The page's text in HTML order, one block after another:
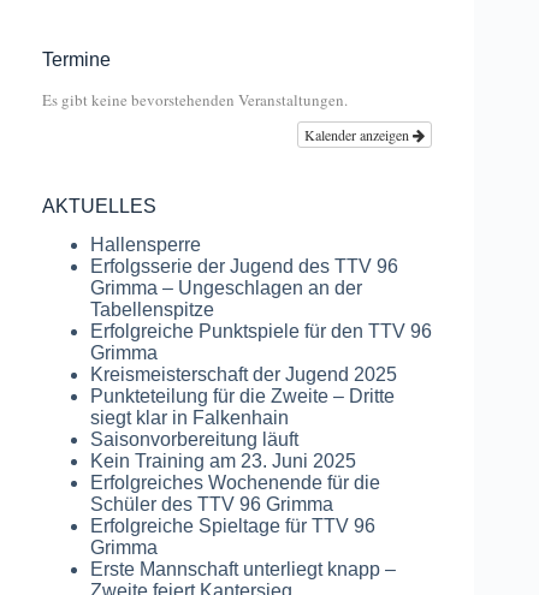
Termine
Es gibt keine bevorstehenden Veranstaltungen.
Kalender anzeigen
AKTUELLES
Hallensperre
Erfolgsserie der Jugend des TTV 96
Grimma – Ungeschlagen an der
Tabellenspitze
Erfolgreiche Punktspiele für den TTV 96
Grimma
Kreismeisterschaft der Jugend 2025
Punkteteilung für die Zweite – Dritte
siegt klar in Falkenhain
Saisonvorbereitung läuft
Kein Training am 23. Juni 2025
Erfolgreiches Wochenende für die
Schüler des TTV 96 Grimma
Erfolgreiche Spieltage für TTV 96
Grimma
Erste Mannschaft unterliegt knapp –